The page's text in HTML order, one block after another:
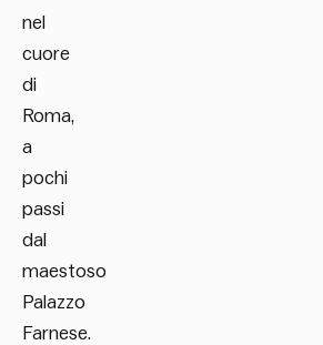
nel
cuore
di
Roma,
a
pochi
passi
dal
maestoso
Palazzo
Farnese.